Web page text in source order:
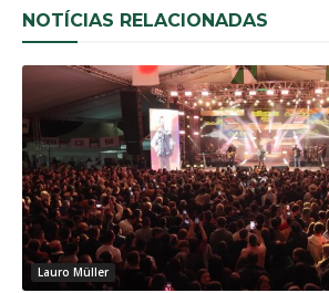
NOTÍCIAS RELACIONADAS
Lauro Müller